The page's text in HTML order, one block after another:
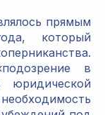
прямым
который
в